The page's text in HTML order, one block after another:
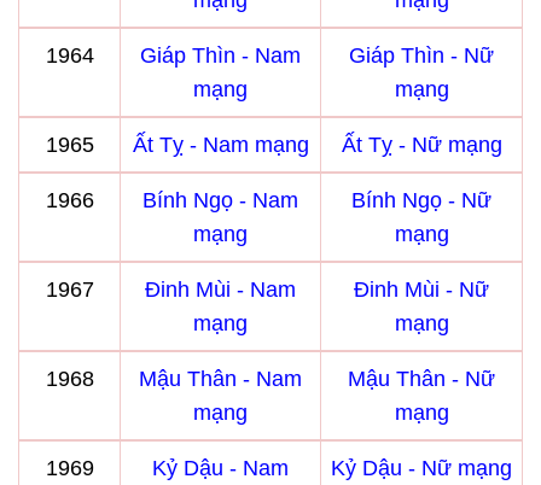
1964
Giáp Thìn - Nam
mạng
Giáp Thìn - Nữ
mạng
1965 Ất Tỵ - Nam mạng Ất Tỵ - Nữ mạng
1966
Bính Ngọ - Nam
mạng
Bính Ngọ - Nữ
mạng
1967
Đinh Mùi - Nam
mạng
Đinh Mùi - Nữ
mạng
1968
Mậu Thân - Nam
mạng
Mậu Thân - Nữ
mạng
1969
Kỷ Dậu - Nam
Kỷ Dậu - Nữ mạng